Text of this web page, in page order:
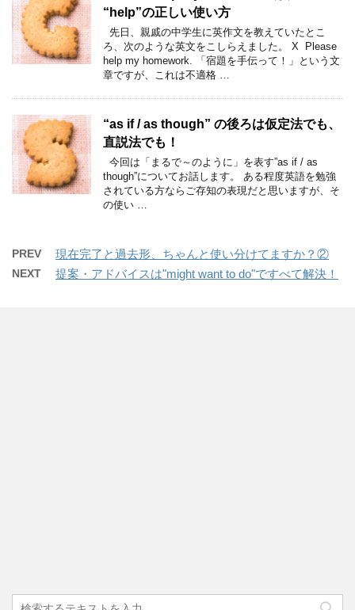
“help”の正しい使い方
先日、親戚の中学生に英作文を教えていたとこ
ろ、次のような英文をこしらえました。 X Please
help my homework. 「宿題を手伝って！」という文
章ですが、これは不適格 …
“as if / as though” の後ろは仮定法でも、
直説法でも！
今回は「まるで～のように」を表す”as if / as
though”についてお話します。 ある程度英語を勉強
されている方ならご存知の表現だと思いますが、そ
の使い …
PREV 現在完了と過去形、ちゃんと使い分けてますか？②
NEXT 提案・アドバイスは"might want to do"ですべて解決！